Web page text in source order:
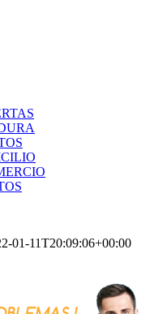
01-11T20:09:06+00:00